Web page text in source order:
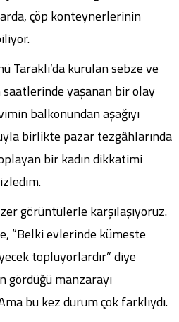
çöp konteynerlerinin
Taraklı’da kurulan sebze ve
saatlerinde yaşanan bir olay
balkonundan aşağıyı
birlikte pazar tezgâhlarında
bir kadın dikkatimi
görüntülerle karşılaşıyoruz.
“Belki evlerinde kümeste
topluyorlardır” diye
gördüğü manzarayı
bu kez durum çok farklıydı.